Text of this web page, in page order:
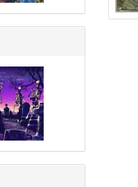
&
mit 3D-Cover